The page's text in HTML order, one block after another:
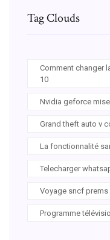
Tag Clouds
Comment changer
10
Nvidia geforce
Grand theft auto v
La fonctionnalité
Telecharger
Voyage sncf prems
Programme